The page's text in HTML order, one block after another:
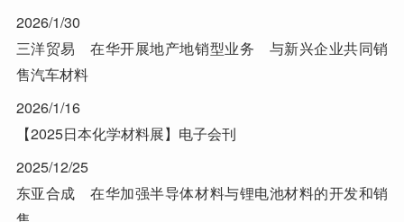
2026/1/30
三洋贸易 在华开展地产地销型业务 与新兴企业共同销
售汽车材料
2026/1/16
【2025日本化学材料展】电子会刊
2025/12/25
东亚合成 在华加强半导体材料与锂电池材料的开发和销